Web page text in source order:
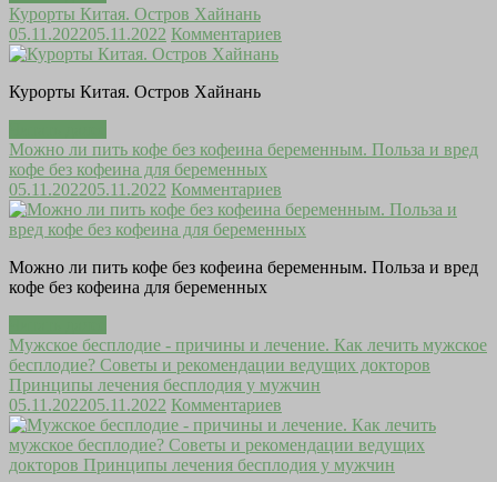
Курорты Китая. Остров Хайнань
05.11.202205.11.2022 Комментариев
Курорты Китая. Остров Хайнань
Можно ли пить кофе без кофеина беременным. Польза и вред
кофе без кофеина для беременных
05.11.202205.11.2022 Комментариев
Можно ли пить кофе без кофеина беременным. Польза и вред
кофе без кофеина для беременных
Мужское бесплодие - причины и лечение. Как лечить мужское
бесплодие? Советы и рекомендации ведущих докторов
Принципы лечения бесплодия у мужчин
05.11.202205.11.2022 Комментариев